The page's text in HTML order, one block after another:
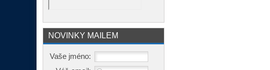
NOVINKY MAILEM
Vaše jméno: